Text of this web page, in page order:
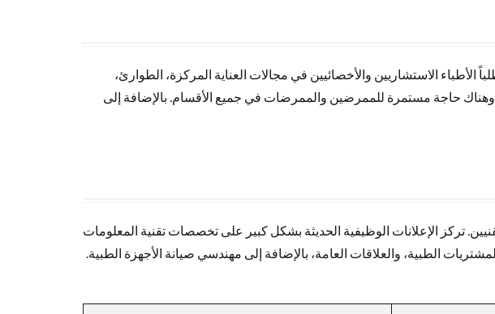
الاستشاريين والأخصائيين في مجالات العناية المركزة، الطوارئ،
وهناك حاجة مستمرة للممرضين والممرضات في جميع الأقسام. بالإضافة إلى
تركز الإعلانات الوظيفية الحديثة بشكل كبير على تخصصات تقنية المعلومات
الطبية، والعلاقات العامة، بالإضافة إلى مهندسي صيانة الأجهزة الطبية.